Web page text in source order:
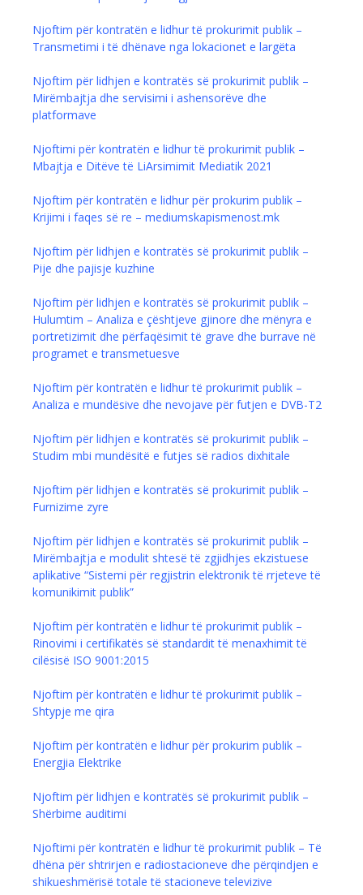
Njoftim për kontratën e lidhur të prokurimit publik –
Transmetimi i të dhënave nga lokacionet e largëta
Njoftim për lidhjen e kontratës së prokurimit publik –
Mirëmbajtja dhe servisimi i ashensorëve dhe
platformave
Njoftimi për kontratën e lidhur të prokurimit publik –
Mbajtja e Ditëve të LiArsimimit Mediatik 2021
Njoftim për kontratën e lidhur për prokurim publik –
Krijimi i faqes së re – mediumskapismenost.mk
Njoftim për lidhjen e kontratës së prokurimit publik –
Pije dhe pajisje kuzhine
Njoftim për lidhjen e kontratës së prokurimit publik –
Hulumtim – Analiza e çështjeve gjinore dhe mënyra e
portretizimit dhe përfaqësimit të grave dhe burrave në
programet e transmetuesve
Njoftim për kontratën e lidhur të prokurimit publik –
Analiza e mundësive dhe nevojave për futjen e DVB-T2
Njoftim për lidhjen e kontratës së prokurimit publik –
Studim mbi mundësitë e futjes së radios dixhitale
Njoftim për lidhjen e kontratës së prokurimit publik –
Furnizime zyre
Njoftim për lidhjen e kontratës së prokurimit publik –
Mirëmbajtja e modulit shtesë të zgjidhjes ekzistuese
aplikative “Sistemi për regjistrin elektronik të rrjeteve të
komunikimit publik”
Njoftim për kontratën e lidhur të prokurimit publik –
Rinovimi i certifikatës së standardit të menaxhimit të
cilësisë ISO 9001:2015
Njoftim për kontratën e lidhur të prokurimit publik –
Shtypje me qira
Njoftim për kontratën e lidhur për prokurim publik –
Energjia Elektrike
Njoftim për lidhjen e kontratës së prokurimit publik –
Shërbime auditimi
Njoftimi për kontratën e lidhur të prokurimit publik – Të
dhëna për shtrirjen e radiostacioneve dhe përqindjen e
shikueshmërisë totale të stacioneve televizive